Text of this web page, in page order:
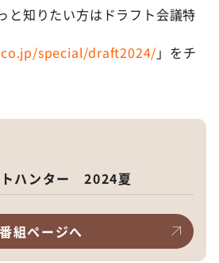
と知りたい方はドラフト会議特
special/draft2024/ 」をチ
ハンター 2024夏
番組ページへ